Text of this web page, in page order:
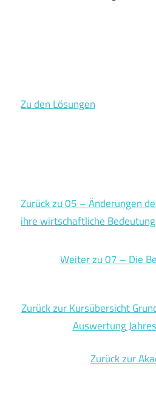
Zu den Lösungen
Zurück zu 05 – Änderungen
ihre wirtschaftliche Bedeutung
Weiter zu 07 – Die
Zurück zur Kursübersicht
Auswertung
Zurück zur